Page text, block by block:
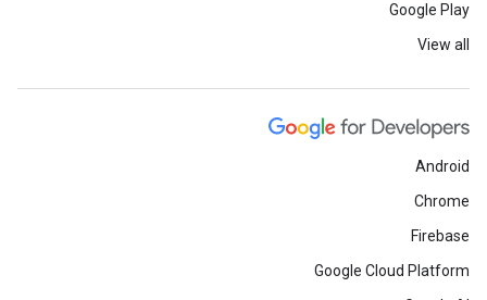
Google Play
View all
Android
Chrome
Firebase
Google Cloud Platform